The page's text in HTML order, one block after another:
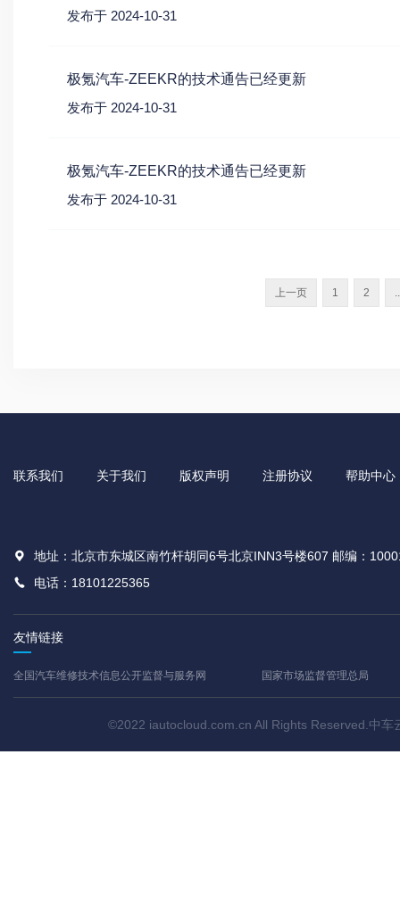
发布于 2024-10-31
极氪汽车-ZEEKR的技术通告已经更新
发布于 2024-10-31
极氪汽车-ZEEKR的技术通告已经更新
发布于 2024-10-31
上一页 1 2
联系我们 关于我们 版权声明 注册协议 帮助中心
地址：北京市东城区南竹杆胡同6号北京INN3号楼607 邮编：
电话：18101225365
友情链接
全国汽车维修技术信息公开监督与服务网 国家市场监督管理总局
©2022 iautocloud.com.cn All Rights Reserved.中